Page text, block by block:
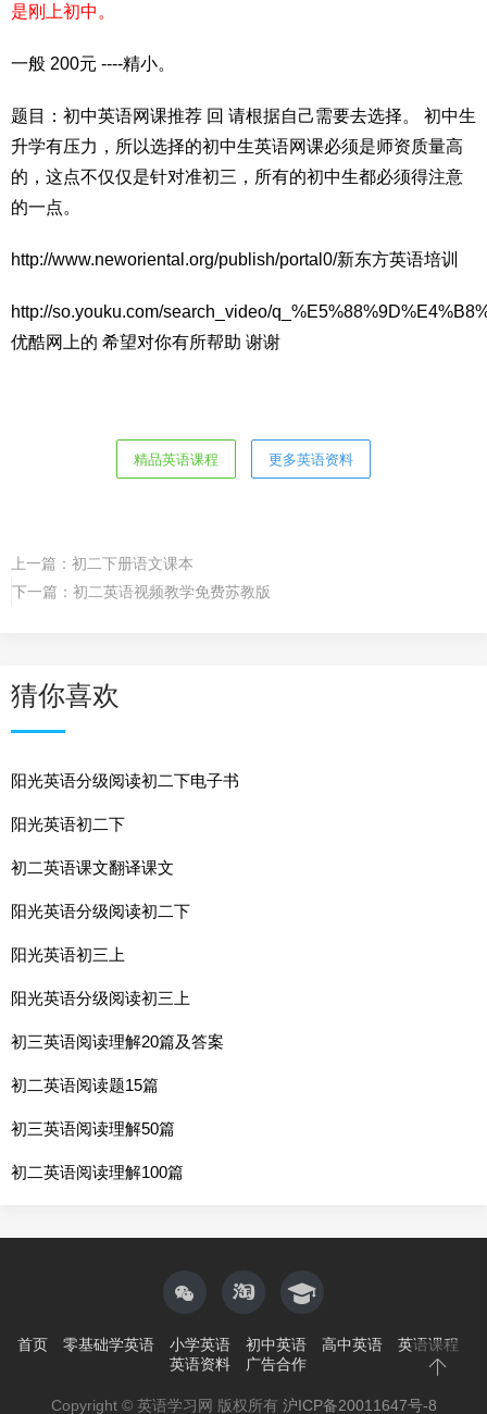
是刚上初中。
一般 200元 ----精小。
题目：初中英语网课推荐 回 请根据自己需要去选择。 初中生
升学有压力，所以选择的初中生英语网课必须是师资质量高
的，这点不仅仅是针对准初三，所有的初中生都必须得注意
的一点。
http://www.neworiental.org/publish/portal0/新东方英语培训
http://so.youku.com/search_video/
优酷网上的 希望对你有所帮助 谢谢
精品英语课程 更多英语资料
上一篇： 初二下册语文课本
下一篇： 初二英语视频教学免费苏教版
猜你喜欢
阳光英语分级阅读初二下电子书
阳光英语初二下
初二英语课文翻译课文
阳光英语分级阅读初二下
阳光英语初三上
阳光英语分级阅读初三上
初三英语阅读理解20篇及答案
初二英语阅读题15篇
初三英语阅读理解50篇
初二英语阅读理解100篇
首页 零基础学英语 小学英语 初中英语 高中英语
英语课程
英语资料
广告合作
Copyright © 英语学习网 版权所有 沪ICP备20011647号-8